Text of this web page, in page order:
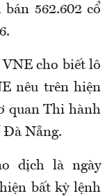
562.602 cổ
VNE cho biết lô
nêu trên hiện
quan Thi hành
Đà Nẵng.
dịch là ngày
bất kỳ lệnh